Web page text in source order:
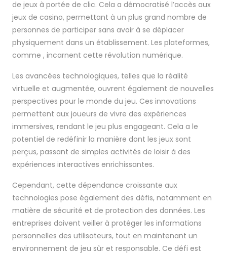
de jeux à portée de clic. Cela a démocratisé l’accès aux
jeux de casino, permettant à un plus grand nombre de
personnes de participer sans avoir à se déplacer
physiquement dans un établissement. Les plateformes,
comme , incarnent cette révolution numérique.
Les avancées technologiques, telles que la réalité
virtuelle et augmentée, ouvrent également de nouvelles
perspectives pour le monde du jeu. Ces innovations
permettent aux joueurs de vivre des expériences
immersives, rendant le jeu plus engageant. Cela a le
potentiel de redéfinir la manière dont les jeux sont
perçus, passant de simples activités de loisir à des
expériences interactives enrichissantes.
Cependant, cette dépendance croissante aux
technologies pose également des défis, notamment en
matière de sécurité et de protection des données. Les
entreprises doivent veiller à protéger les informations
personnelles des utilisateurs, tout en maintenant un
environnement de jeu sûr et responsable. Ce défi est